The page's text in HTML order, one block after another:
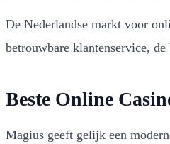
De Nederlandse markt voor
betrouwbare klantenservice,
Beste Online
Magius geeft gelijk een